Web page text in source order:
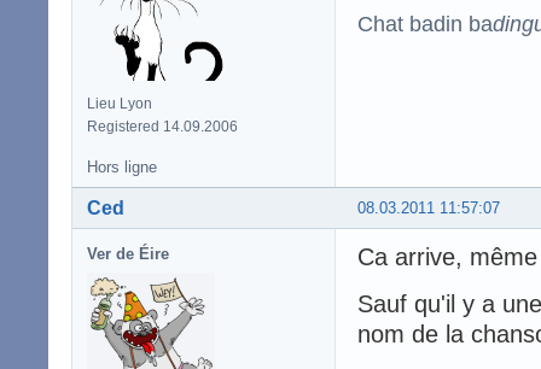
Lieu Lyon
Registered 14.09.2006
Chat badin ba
Hors ligne
08.03.2011 11:57:07
Ced
Ver de Éire
Ca arrive,
Sauf qu'il y a
nom de la